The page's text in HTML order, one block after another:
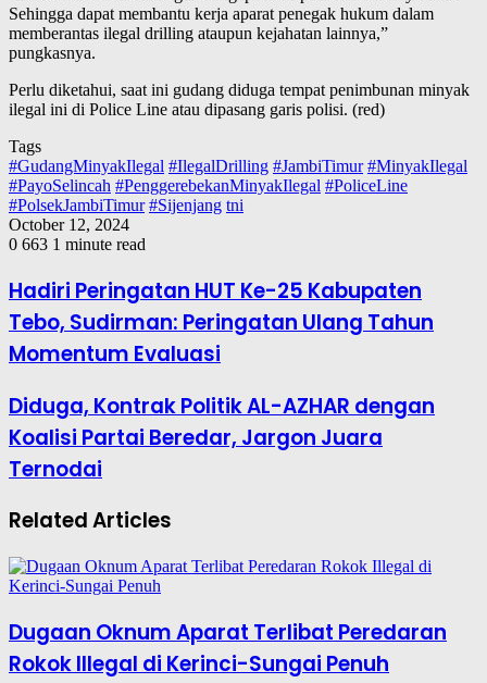
Sehingga dapat membantu kerja aparat penegak hukum dalam
memberantas ilegal drilling ataupun kejahatan lainnya,”
pungkasnya.
Perlu diketahui, saat ini gudang diduga tempat penimbunan minyak
ilegal ini di Police Line atau dipasang garis polisi. (red)
Tags
#GudangMinyakIlegal #IlegalDrilling #JambiTimur #MinyakIlegal
#PayoSelincah #PenggerebekanMinyakIlegal #PoliceLine
#PolsekJambiTimur #Sijenjang tni
October 12, 2024
0 663 1 minute read
Hadiri Peringatan HUT Ke-25 Kabupaten
Tebo, Sudirman: Peringatan Ulang Tahun
Momentum Evaluasi
Diduga, Kontrak Politik AL-AZHAR dengan
Koalisi Partai Beredar, Jargon Juara
Ternodai
Related Articles
Dugaan Oknum Aparat Terlibat Peredaran
Rokok Illegal di Kerinci-Sungai Penuh